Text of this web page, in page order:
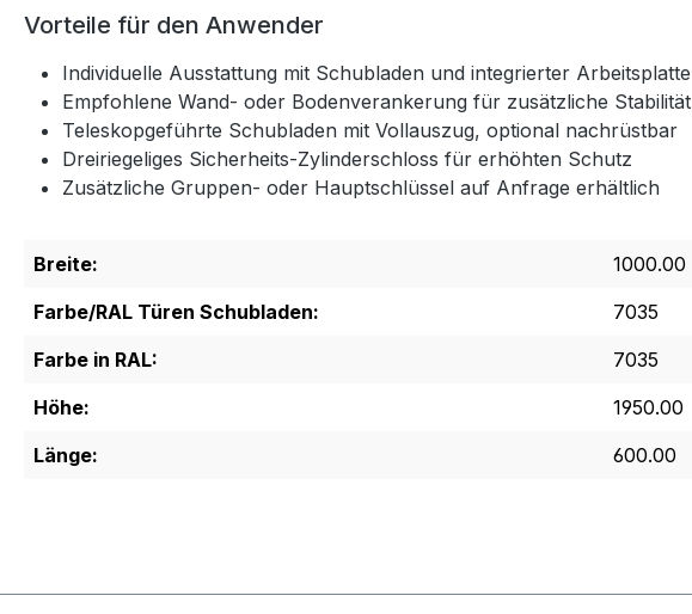
Vorteile für den Anwender
Individuelle Ausstattung mit Schubladen und integrierter Arbeitsplatte
Empfohlene Wand- oder Bodenverankerung für zusätzliche Stabilität
Teleskopgeführte Schubladen mit Vollauszug, optional nachrüstbar
Dreiriegeliges Sicherheits-Zylinderschloss für erhöhten Schutz
Zusätzliche Gruppen- oder Hauptschlüssel auf Anfrage erhältlich
Breite:
1000.00
Farbe/RAL Türen Schubladen:
7035
Farbe in RAL:
7035
Höhe:
1950.00
Länge:
600.00